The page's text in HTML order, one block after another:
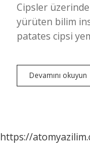
Cipsler üzerinde
yürüten bilim
patates cipsi
Devamını okuyun
https://